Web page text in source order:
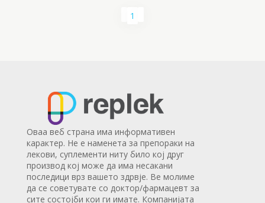
1
Оваа веб страна има информативен
карактер. Не е наменета за препораки на
лекови, суплементи ниту било кој друг
производ кој може да има несакани
последици врз вашето здрвје. Ве молиме
да се советувате со доктор/фармацевт за
сите состојби кои ги имате. Компанијата